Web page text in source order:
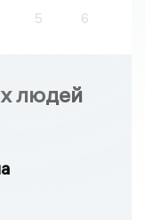
5 6
людей